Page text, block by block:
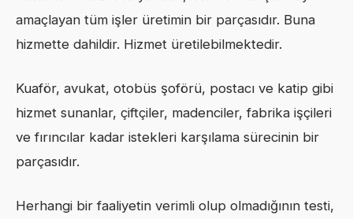
amaçlayan tüm işler üretimin bir parçasıdır. Buna
hizmette dahildir. Hizmet üretilebilmektedir.
Kuaför, avukat, otobüs şoförü, postacı ve katip gibi
hizmet sunanlar, çiftçiler, madenciler, fabrika işçileri
ve fırıncılar kadar istekleri karşılama sürecinin bir
parçasıdır.
Herhangi bir faaliyetin verimli olup olmadığının testi,